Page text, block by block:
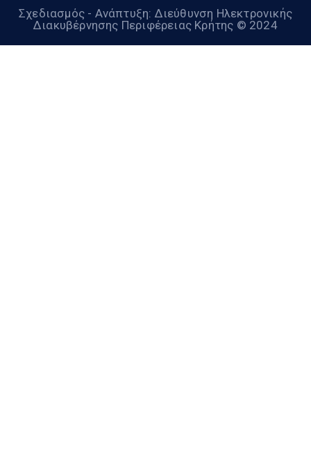
Σχεδιασμός - Ανάπτυξη: Διεύθυνση Ηλεκτρονικής
Διακυβέρνησης Περιφέρειας Κρήτης © 2024